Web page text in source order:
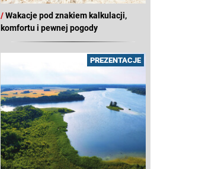
/Wakacje pod znakiem kalkulacji,
komfortu i pewnej pogody
PREZENTACJE